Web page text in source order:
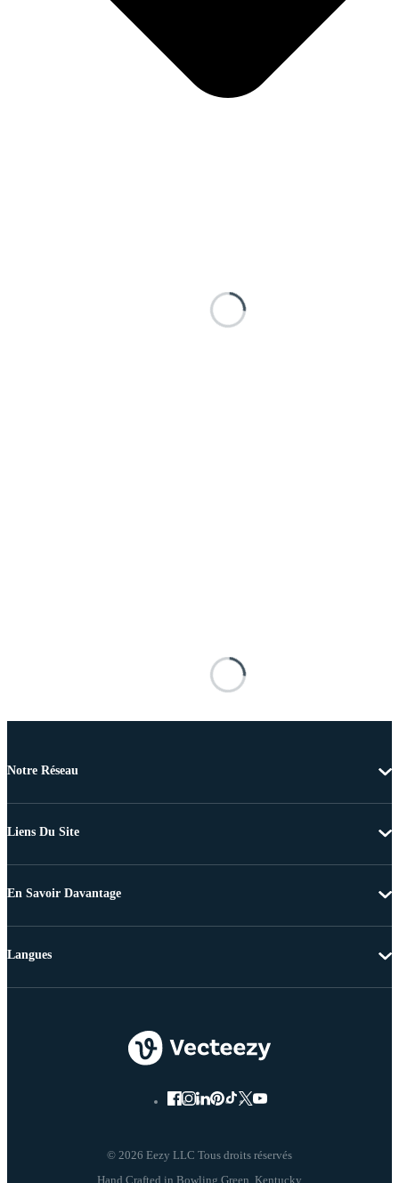
Notre Réseau
Liens Du Site
En Savoir Davantage
© 2026 Eezy LLC Tous droits réservés
Langues